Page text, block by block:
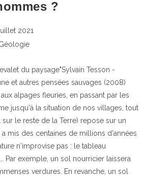
?
:
2021
du paysage"Sylvain Tesson -
et autres pensées sauvages (2008)
alpages fleuries, en passant par les
jusqu'à la situation de nos villages, tout
sur le reste de la Terre) repose sur un
mis des centaines de millions d'années
n'improvise pas : le tableau
Par exemple, un sol nourricier laissera
verdures. En revanche, un sol